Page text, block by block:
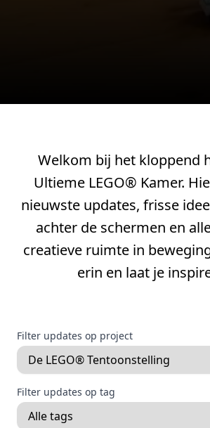
Welkom bij het kloppend
Ultieme LEGO® Kamer.
nieuwste updates, frisse
achter de schermen en
creatieve ruimte in
erin en laat je
Filter updates op project
Filter updates op tag